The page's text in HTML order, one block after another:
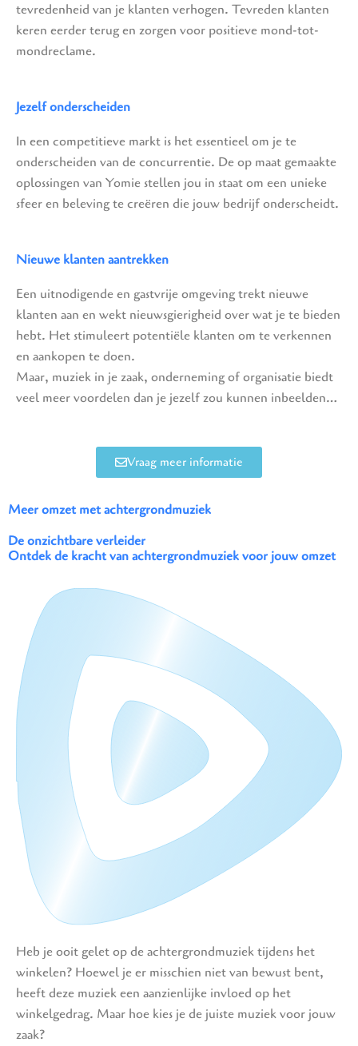
tevredenheid van je klanten verhogen. Tevreden klanten
keren eerder terug en zorgen voor positieve mond-tot-
mondreclame.
Jezelf onderscheiden
In een competitieve markt is het essentieel om je te
onderscheiden van de concurrentie. De op maat gemaakte
oplossingen van Yomie stellen jou in staat om een unieke
sfeer en beleving te creëren die jouw bedrijf onderscheidt.
Nieuwe klanten aantrekken
Een uitnodigende en gastvrije omgeving trekt nieuwe
klanten aan en wekt nieuwsgierigheid over wat je te bieden
hebt. Het stimuleert potentiële klanten om te verkennen
en aankopen te doen.
Maar, muziek in je zaak, onderneming of organisatie biedt
veel meer voordelen dan je jezelf zou kunnen inbeelden…
Vraag meer informatie
Meer omzet met achtergrondmuziek
De onzichtbare verleider
Ontdek de kracht van achtergrondmuziek voor jouw omzet
Heb je ooit gelet op de achtergrondmuziek tijdens het
winkelen? Hoewel je er misschien niet van bewust bent,
heeft deze muziek een aanzienlijke invloed op het
winkelgedrag. Maar hoe kies je de juiste muziek voor jouw
zaak?